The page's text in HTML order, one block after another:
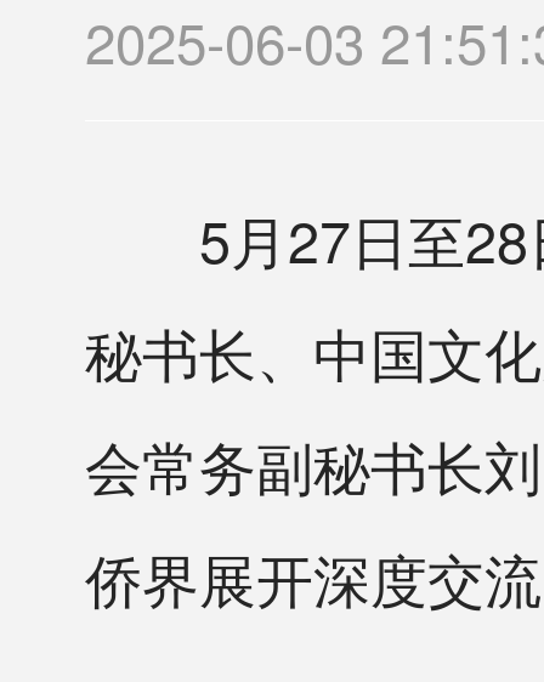
2025-06-03
5月27日至28
秘书长、中国文
会常务副秘书长
侨界展开深度交